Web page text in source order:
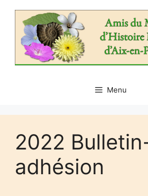
contenu
Menu
2022
adhésion